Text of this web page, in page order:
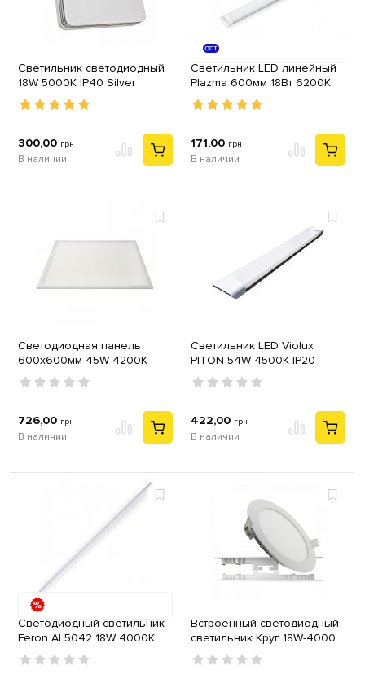
Светильник светодиодный
18W 5000К IP40 Silver
Квадрат
300,00 грн
В наличии
Cветильник LED линейный
Plazma 600мм 18Вт 6200K
171,00 грн
В наличии
Светодиодная панель
600х600мм 45W 4200K
Galaksi-45 Horoz
726,00 грн
В наличии
Светильник LED Violux
PITON 54W 4500K IP20
422,00 грн
В наличии
Светодиодный светильник
Feron AL5042 18W 4000K
монтируется в линию
Встроенный светодиодный
светильник Круг 18W-4000